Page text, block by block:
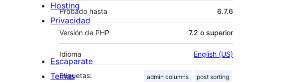
Probado hasta 6.7.6
Versión de PHP 7.2 o superior
Idioma English (US)
Etiquetas: admin columns post sorting
Hosting
Privacidad
Escaparate
Temas